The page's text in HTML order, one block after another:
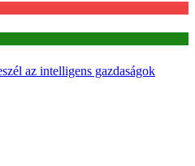
az intelligens gazdaságok